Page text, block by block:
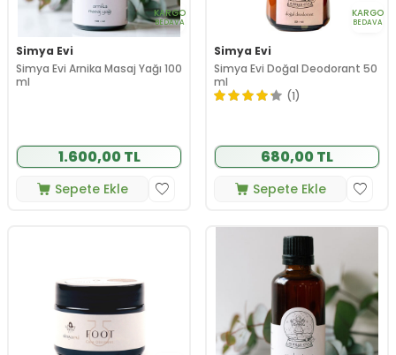
KARGO
BEDAVA
Simya Evi
Simya Evi Arnika Masaj Yağı 100
ml
1.600,00 TL
Sepete Ekle
KARGO
BEDAVA
Simya Evi
Simya Evi Doğal Deodorant 50
ml
(1)
680,00 TL
Sepete Ekle